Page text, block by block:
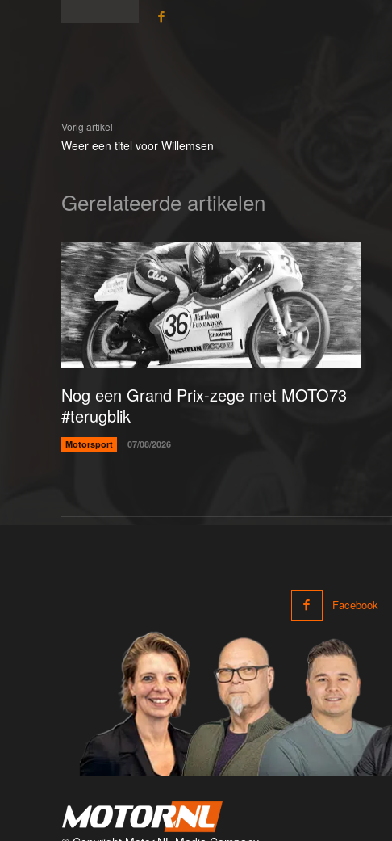
Vorig artikel
Weer een titel voor Willemsen
Gerelateerde artikelen
Nog een Grand Prix-zege met MOTO73
#terugblik
Motorsport 07/08/2026
Facebook